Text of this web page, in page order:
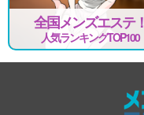
全国メンズエステ！
人気ランキングTOP100